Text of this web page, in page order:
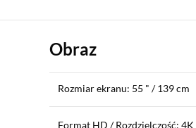
Obraz
Rozmiar ekranu: 55 " / 139 cm
Format HD / Rozdzielczość: